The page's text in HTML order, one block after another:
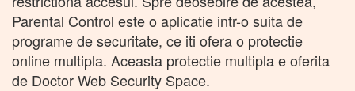
Parental Control este o aplicatie intr-o suita de
programe de securitate, ce iti ofera o protectie
online multipla. Aceasta protectie multipla e oferita
de Doctor Web Security Space.